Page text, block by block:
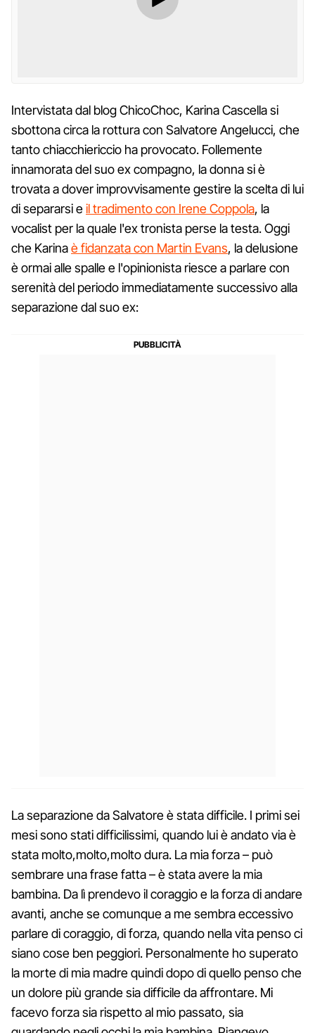
Intervistata dal blog ChicoChoc, Karina Cascella si
sbottona circa la rottura con Salvatore Angelucci, che
tanto chiacchiericcio ha provocato. Follemente
innamorata del suo ex compagno, la donna si è
trovata a dover improvvisamente gestire la scelta di lui
di separarsi eil tradimento con Irene Coppola, la
vocalist per la quale l'ex tronista perse la testa. Oggi
che Karinaè fidanzata con Martin Evans, la delusione
è ormai alle spalle e l'opinionista riesce a parlare con
serenità del periodo immediatamente successivo alla
separazione dal suo ex:
La separazione da Salvatore è stata difficile. I primi sei
mesi sono stati difficilissimi, quando lui è andato via è
stata molto,molto,molto dura. La mia forza – può
sembrare una frase fatta – è stata avere la mia
bambina. Da lì prendevo il coraggio e la forza di andare
avanti, anche se comunque a me sembra eccessivo
parlare di coraggio, di forza, quando nella vita penso ci
siano cose ben peggiori. Personalmente ho superato
la morte di mia madre quindi dopo di quello penso che
un dolore più grande sia difficile da affrontare. Mi
facevo forza sia rispetto al mio passato, sia